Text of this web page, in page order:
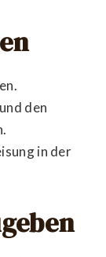
den
in der